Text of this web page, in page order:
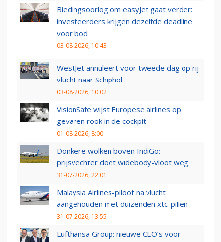
Biedingsoorlog om easyJet gaat verder:
investeerders krijgen dezelfde deadline
voor bod
03-08-2026, 10:43
WestJet annuleert voor tweede dag op rij
vlucht naar Schiphol
03-08-2026, 10:02
VisionSafe wijst Europese airlines op
gevaren rook in de cockpit
01-08-2026, 8:00
Donkere wolken boven IndiGo:
prijsvechter doet widebody-vloot weg
31-07-2026, 22:01
Malaysia Airlines-piloot na vlucht
aangehouden met duizenden xtc-pillen
31-07-2026, 13:55
Lufthansa Group: nieuwe CEO’s voor